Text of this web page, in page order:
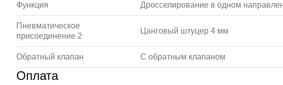
Функция Дросселирование в одном
Пневматическое
присоединение 2
Цанговый штуцер 4 мм
Обратный клапан С обратным клапаном
Оплата